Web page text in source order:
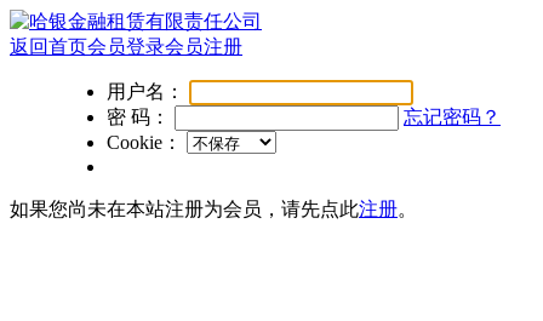
返回首页会员登录会员注册
用户名：
密 码：
忘记密码？
Cookie：
如果您尚未在本站注册为会员，请先点此注册。